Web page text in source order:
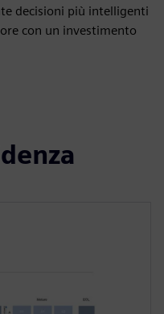
decisioni più intelligenti
con un investimento